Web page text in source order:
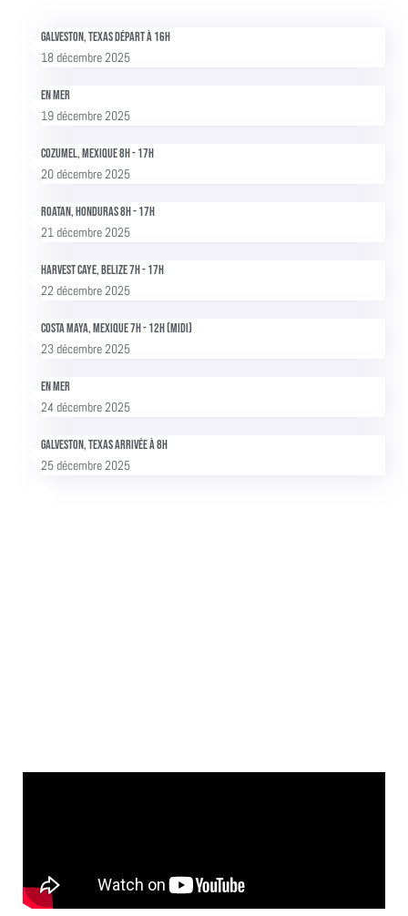
Galveston, Texas Départ à 16h
18 décembre 2025
En mer
19 décembre 2025
Cozumel, Mexique 8h - 17h
20 décembre 2025
Roatan, Honduras 8h - 17h
21 décembre 2025
Harvest Caye, Belize 7h - 17h
22 décembre 2025
Costa Maya, Mexique 7h - 12h (midi)
23 décembre 2025
En mer
24 décembre 2025
Galveston, Texas Arrivée à 8h
25 décembre 2025